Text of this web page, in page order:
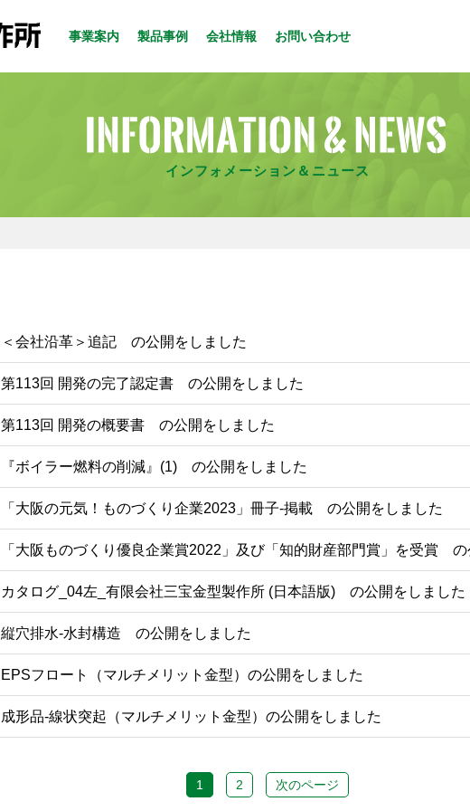
事業案内 製品事例 会社情報 お問い合わせ
インフォメーション＆ニュース
＜会社沿革＞追記 の公開をしました
第113回 開発の完了認定書 の公開をしました
第113回 開発の概要書 の公開をしました
『ボイラー燃料の削減』(1) の公開をしました
「大阪の元気！ものづくり企業2023」冊子-掲載 の公開をしました
「大阪ものづくり優良企業賞2022」及び「知的財産部門賞」を受賞
カタログ_04左_有限会社三宝金型製作所 (日本語版) の公開をしました
縦穴排水-水封構造 の公開をしました
EPSフロート（マルチメリット金型）の公開をしました
成形品-線状突起（マルチメリット金型）の公開をしました
1 2 次のページ